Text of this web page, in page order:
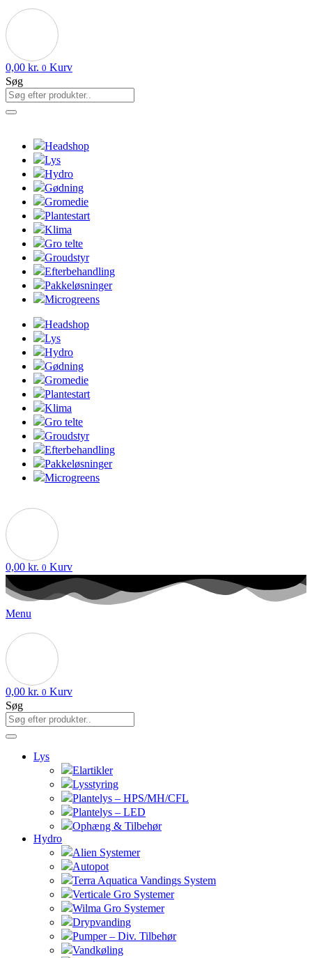
0,00 kr. 0 Kurv
Søg
Headshop
Lys
Hydro
Gødning
Gromedie
Plantestart
Klima
Gro telte
Groudstyr
Efterbehandling
Pakkeløsninger
Microgreens
Headshop
Lys
Hydro
Gødning
Gromedie
Plantestart
Klima
Gro telte
Groudstyr
Efterbehandling
Pakkeløsninger
Microgreens
0,00 kr. 0 Kurv
Menu
0,00 kr. 0 Kurv
Søg
Lys
Elartikler
Lysstyring
Plantelys – HPS/MH/CFL
Plantelys – LED
Ophæng & Tilbehør
Hydro
Alien Systemer
Autopot
Terra Aquatica Vandings System
Verticale Gro Systemer
Wilma Gro Systemer
Drypvanding
Pumper – Div. Tilbehør
Vandkøling